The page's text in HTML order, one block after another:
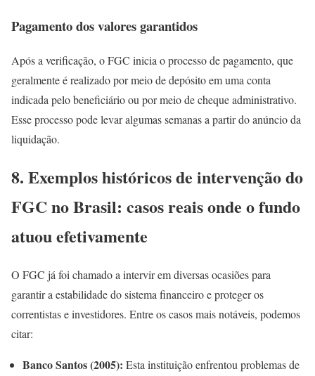
Pagamento dos valores garantidos
Após a verificação, o FGC inicia o processo de pagamento, que
geralmente é realizado por meio de depósito em uma conta
indicada pelo beneficiário ou por meio de cheque administrativo.
Esse processo pode levar algumas semanas a partir do anúncio da
liquidação.
8. Exemplos históricos de intervenção do
FGC no Brasil: casos reais onde o fundo
atuou efetivamente
O FGC já foi chamado a intervir em diversas ocasiões para
garantir a estabilidade do sistema financeiro e proteger os
correntistas e investidores. Entre os casos mais notáveis, podemos
citar:
Banco Santos (2005): Esta instituição enfrentou problemas de